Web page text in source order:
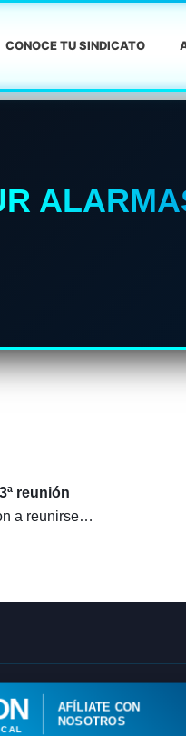
CONOCE TU SINDICATO
reunión
a reunirse…
AFÍLIATE CON
NOSOTROS
ℹ️